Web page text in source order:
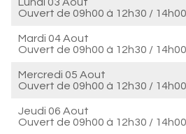
Ouvert de 09h00 à 12h30 /
Mardi 04 Aout
Ouvert de 09h00 à 12h30 /
Mercredi 05 Aout
Ouvert de 09h00 à 12h30 /
Jeudi 06 Aout
Ouvert de 09h00 à 12h30 /